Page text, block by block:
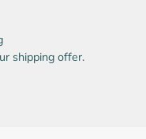
shipping offer.